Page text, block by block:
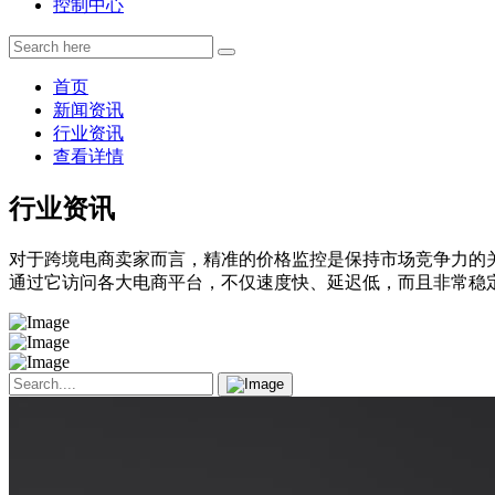
控制中心
首页
新闻资讯
行业资讯
查看详情
行业资讯
对于跨境电商卖家而言，精准的价格监控是保持市场竞争力
通过它访问各大电商平台，不仅速度快、延迟低，而且非常